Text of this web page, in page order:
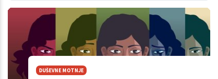
DUŠEVNE MOTNJE